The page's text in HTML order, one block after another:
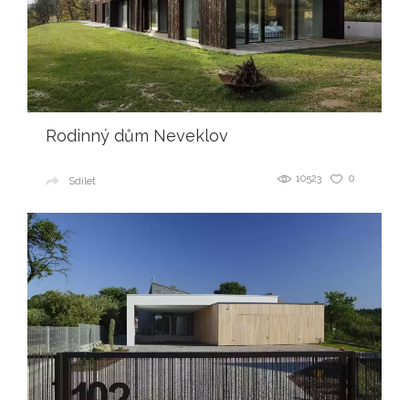
Rodinný dům Neveklov
0
10523
Sdílet